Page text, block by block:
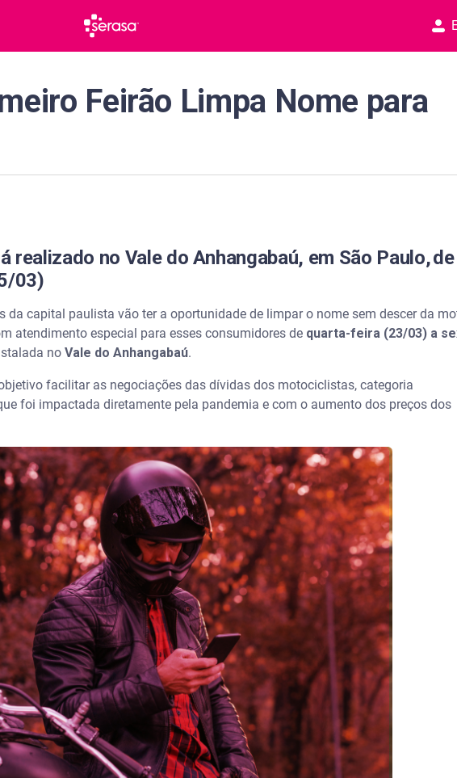
Feirão Limpa Nome para
realizado no Vale do Anhangabaú, em São Paulo, de
03)
da capital paulista vão ter a oportunidade de limpar o nome sem descer da
atendimento especial para esses consumidores de quarta-feira (23/03) a
no Vale do Anhangabaú.
facilitar as negociações das dívidas dos motociclistas, categoria
foi impactada diretamente pela pandemia e com o aumento dos preços dos